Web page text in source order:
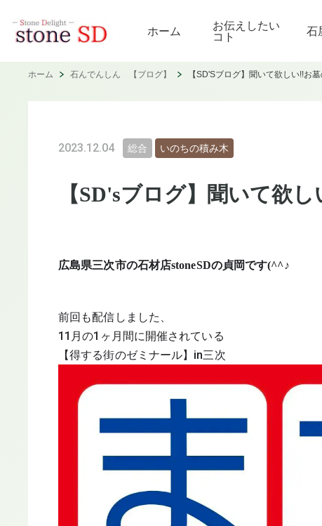
ホーム お伝えしたい
コト 石
ホーム 石んでんしん 【ブログ】 【SD'Sブログ】聞いて欲しい!!お
2023.12.04 総合 いのちの積み木
【SD'sブログ】聞いて欲
広島県三次市の石材店stoneSDの貞岡です(^^♪
前回も配信しました、
11月の1ヶ月間に開催されている
【得する街のゼミナール】in三次